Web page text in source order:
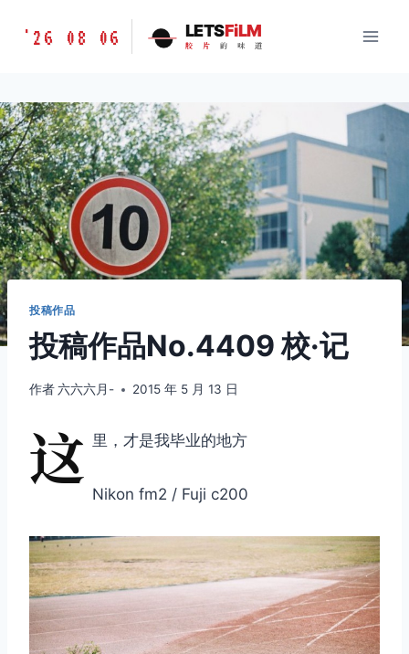
胶
味
道
LETSFILM
'26 08 06 LETSFiLM
胶 片 的 味 道
投稿作品
投稿作品No.4409 校·记
作者六六六月- 2015 年 5 月 13 日
这 里，才是我毕业的地方
Nikon fm2 / Fuji c200